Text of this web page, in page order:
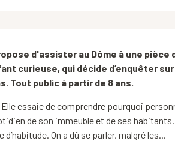
d'assister au Dôme à une
curieuse, qui décide d’enquêter
Tout public à partir de 8 ans.
essaie de comprendre pourquoi
de son immeuble et de ses
On a dû se parler, malgré les...